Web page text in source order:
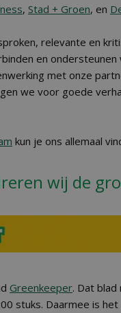
, Stad + Groen, en
relevante en
en
met onze
we voor goede
kun je ons allemaal
wij de
Greenkeeper. Dat blad
stuks. Daarmee is